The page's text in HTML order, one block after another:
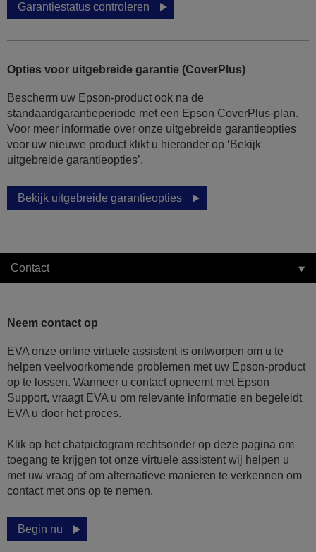
Garantiestatus controleren
Opties voor uitgebreide garantie (CoverPlus)
Bescherm uw Epson-product ook na de
standaardgarantieperiode met een Epson CoverPlus-plan.
Voor meer informatie over onze uitgebreide garantieopties
voor uw nieuwe product klikt u hieronder op ‘Bekijk
uitgebreide garantieopties’.
Bekijk uitgebreide garantieopties
Contact
Neem contact op
EVA onze online virtuele assistent is ontworpen om u te
helpen veelvoorkomende problemen met uw Epson-product
op te lossen. Wanneer u contact opneemt met Epson
Support, vraagt EVA u om relevante informatie en begeleidt
EVA u door het proces.
Klik op het chatpictogram rechtsonder op deze pagina om
toegang te krijgen tot onze virtuele assistent wij helpen u
met uw vraag of om alternatieve manieren te verkennen om
contact met ons op te nemen.
Begin nu